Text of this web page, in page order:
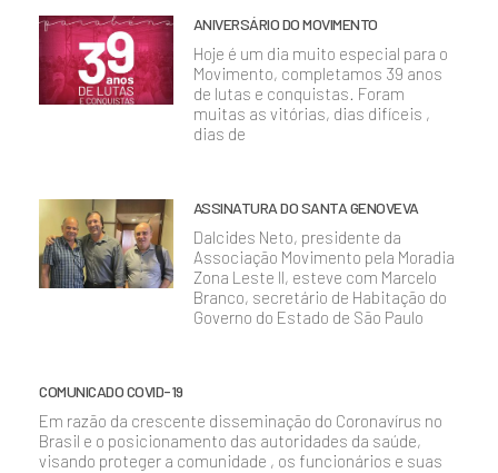
ANIVERSÁRIO DO MOVIMENTO
Hoje é um dia muito especial para o
Movimento, completamos 39 anos
de lutas e conquistas. Foram
muitas as vitórias, dias difíceis ,
dias de
ASSINATURA DO SANTA GENOVEVA
Dalcides Neto, presidente da
Associação Movimento pela Moradia
Zona Leste II, esteve com Marcelo
Branco, secretário de Habitação do
Governo do Estado de São Paulo
COMUNICADO COVID-19
Em razão da crescente disseminação do Coronavírus no
Brasil e o posicionamento das autoridades da saúde,
visando proteger a comunidade , os funcionários e suas